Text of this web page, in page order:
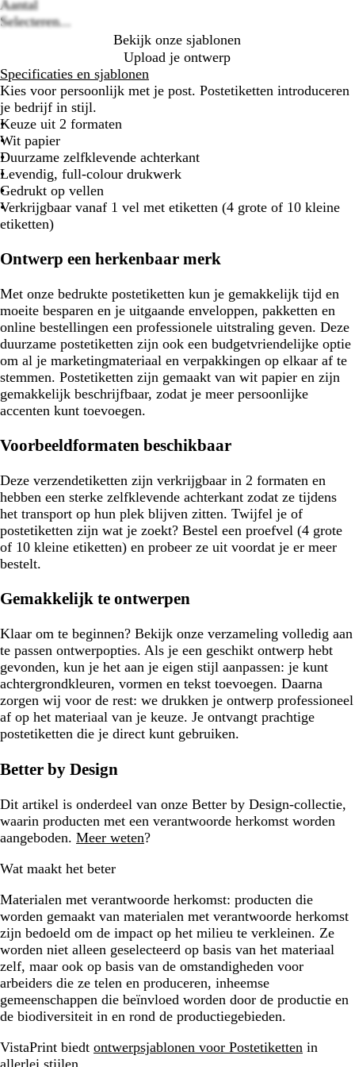
Aantal
Selecteren...
Bekijk onze sjablonen
Upload je ontwerp
Specificaties en sjablonen
Kies voor persoonlijk met je post. Postetiketten introduceren
je bedrijf in stijl.
Keuze uit 2 formaten
Wit papier
Duurzame zelfklevende achterkant
Levendig, full-colour drukwerk
Gedrukt op vellen
Verkrijgbaar vanaf 1 vel met etiketten (4 grote of 10 kleine
etiketten)
Ontwerp een herkenbaar merk
Met onze bedrukte postetiketten kun je gemakkelijk tijd en
moeite besparen en je uitgaande enveloppen, pakketten en
online bestellingen een professionele uitstraling geven. Deze
duurzame postetiketten zijn ook een budgetvriendelijke optie
om al je marketingmateriaal en verpakkingen op elkaar af te
stemmen. Postetiketten zijn gemaakt van wit papier en zijn
gemakkelijk beschrijfbaar, zodat je meer persoonlijke
accenten kunt toevoegen.
Voorbeeldformaten beschikbaar
Deze verzendetiketten zijn verkrijgbaar in 2 formaten en
hebben een sterke zelfklevende achterkant zodat ze tijdens
het transport op hun plek blijven zitten. Twijfel je of
postetiketten zijn wat je zoekt? Bestel een proefvel (4 grote
of 10 kleine etiketten) en probeer ze uit voordat je er meer
bestelt.
Gemakkelijk te ontwerpen
Klaar om te beginnen? Bekijk onze verzameling volledig aan
te passen ontwerpopties. Als je een geschikt ontwerp hebt
gevonden, kun je het aan je eigen stijl aanpassen: je kunt
achtergrondkleuren, vormen en tekst toevoegen. Daarna
zorgen wij voor de rest: we drukken je ontwerp professioneel
af op het materiaal van je keuze. Je ontvangt prachtige
postetiketten die je direct kunt gebruiken.
Better by Design
Dit artikel is onderdeel van onze Better by Design-collectie,
waarin producten met een verantwoorde herkomst worden
aangeboden. Meer weten?
Wat maakt het beter
Materialen met verantwoorde herkomst: producten die
worden gemaakt van materialen met verantwoorde herkomst
zijn bedoeld om de impact op het milieu te verkleinen. Ze
worden niet alleen geselecteerd op basis van het materiaal
zelf, maar ook op basis van de omstandigheden voor
arbeiders die ze telen en produceren, inheemse
gemeenschappen die beïnvloed worden door de productie en
de biodiversiteit in en rond de productiegebieden.
VistaPrint biedt ontwerpsjablonen voor Postetiketten in
allerlei stijlen.